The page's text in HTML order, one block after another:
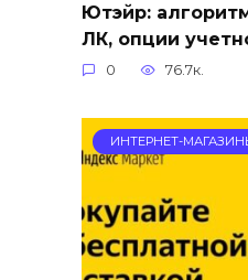
Ютэйр:
ЛК, опции
0 76.7к.
ИНТЕРНЕТ-